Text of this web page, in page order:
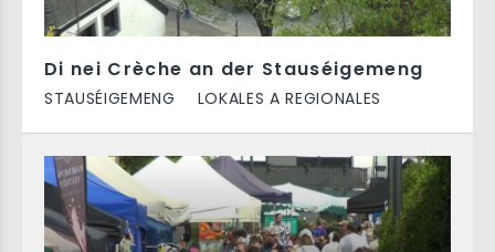
Di nei Crèche an der Stauséigemeng
STAUSÉIGEMENG LOKALES A REGIONALES